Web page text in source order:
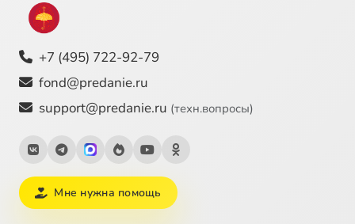
+7 (495) 722-92-79
fond@predanie.ru
support@predanie.ru (техн.вопросы)
Мне нужна помощь